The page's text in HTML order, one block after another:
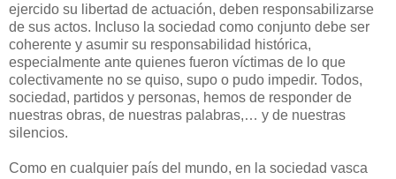
ejercido su libertad de actuación, deben responsabilizarse
de sus actos. Incluso la sociedad como conjunto debe ser
coherente y asumir su responsabilidad histórica,
especialmente ante quienes fueron víctimas de lo que
colectivamente no se quiso, supo o pudo impedir. Todos,
sociedad, partidos y personas, hemos de responder de
nuestras obras, de nuestras palabras,… y de nuestras
silencios.
Como en cualquier país del mundo, en la sociedad vasca